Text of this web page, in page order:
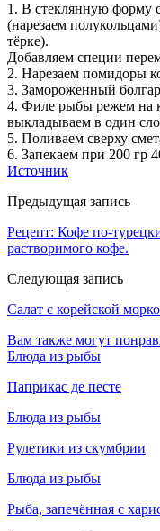
1. В стеклянную форму
(нарезаем
тёрке).
Добавляем специи
2. Нарезаем помидоры
3. Замороженный
4. Филе рыбы режем на
выкладываем в один
5. Поливаем сверху
6. Запекаем при 200 гр
Источник
Предыдущая запись
Рецепт: Кофе по-
растворимого кофе.
Следующая запись
Салат с корейской
Вам также могут
Блюда из рыбы
Паприкас де песте
Блюда из рыбы
Рулетики из скумбрии
Блюда из рыбы
Рыба, запечённая с